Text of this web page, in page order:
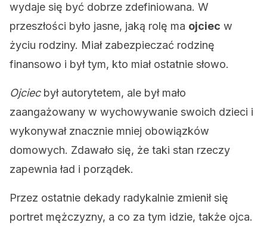
wydaje się być dobrze zdefiniowana. W
przeszłości było jasne, jaką rolę ma ojciec w
życiu rodziny. Miał zabezpieczać rodzinę
finansowo i był tym, kto miał ostatnie słowo.
Ojciec był autorytetem, ale był mało
zaangażowany w wychowywanie swoich dzieci i
wykonywał znacznie mniej obowiązków
domowych. Zdawało się, że taki stan rzeczy
zapewnia ład i porządek.
Przez ostatnie dekady radykalnie zmienił się
portret mężczyzny, a co za tym idzie, także ojca.